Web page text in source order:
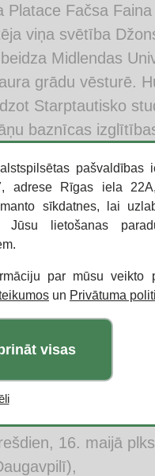
Platace Fačsa Faina
viņa svētība
Midlendas
grādu vēsturē.
Starptautisko
baznīcas
valodu kā otro
UniversityTaipejā.
par skolas
konsultanti,
uzņēmumā
Fainas grāmata
Riekstiņa stāstu
ar grāmatu
tulkotājam
15. maijā
16. maijā
adrese Rīgas iela
sīkdatnes, lai
Jūsu lietošanas
par mūsu veikto
un Privātuma
visas